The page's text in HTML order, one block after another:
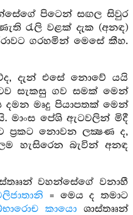
පිටෙන් සඟල සිවුර
රැලි වළක් දැක (අනඳ)
ගරහමින් මෙසේ කීහ.
දැන් එසේ නොවේ යයි
සැකසු ගව සමක් මෙන්
මෘදු පියාපතක් මෙන්
මාංස පේශි ඇටවලින් මිදී
ප්‍රකට නොවන ලක්‍ෂණ ද,
හැසිරෙන බැවින් අනඳ
වහන්සේගේ වනාහී
= මෙය ද තමාට
කායො ශාස්තෲන්